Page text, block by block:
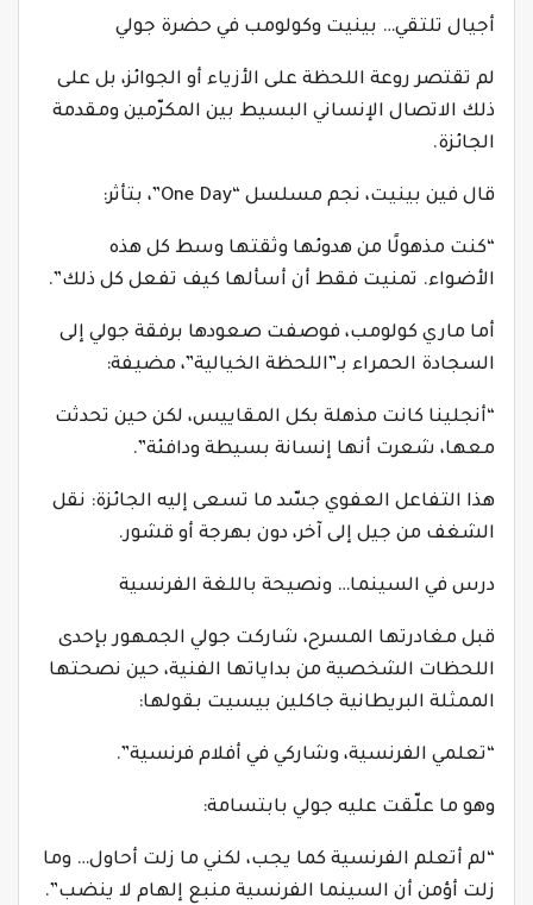
أجيال تلتقي… بينيت وكولومب في حضرة جولي
لم تقتصر روعة اللحظة على الأزياء أو الجوائز، بل على
ذلك الاتصال الإنساني البسيط بين المكرّمين ومقدمة
الجائزة.
قال فين بينيت، نجم مسلسل “One Day”، بتأثر:
“كنت مذهولًا من هدوئها وثقتها وسط كل هذه
الأضواء. تمنيت فقط أن أسألها كيف تفعل كل ذلك”.
أما ماري كولومب، فوصفت صعودها برفقة جولي إلى
السجادة الحمراء بـ”اللحظة الخيالية”، مضيفة:
“أنجلينا كانت مذهلة بكل المقاييس، لكن حين تحدثت
معها، شعرت أنها إنسانة بسيطة ودافئة”.
هذا التفاعل العفوي جسّد ما تسعى إليه الجائزة: نقل
الشغف من جيل إلى آخر، دون بهرجة أو قشور.
درس في السينما… ونصيحة باللغة الفرنسية
قبل مغادرتها المسرح، شاركت جولي الجمهور بإحدى
اللحظات الشخصية من بداياتها الفنية، حين نصحتها
الممثلة البريطانية جاكلين بيسيت بقولها:
“تعلمي الفرنسية، وشاركي في أفلام فرنسية”.
وهو ما علّقت عليه جولي بابتسامة:
“لم أتعلم الفرنسية كما يجب، لكني ما زلت أحاول… وما
زلت أؤمن أن السينما الفرنسية منبع إلهام لا ينضب”.